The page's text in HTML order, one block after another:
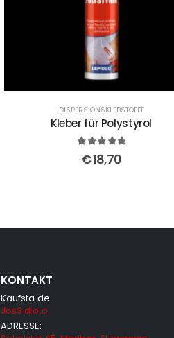
DISPERSIONSKLEBSTOFFE
Kleber für Polystyrol
out of 5
€18,70
KONTAKT
Kaufsta.de
JosS d.o.o.
ADRESSE: